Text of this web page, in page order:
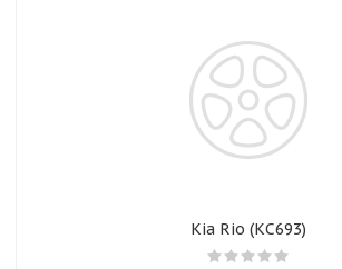
Kia Rio (КС693)